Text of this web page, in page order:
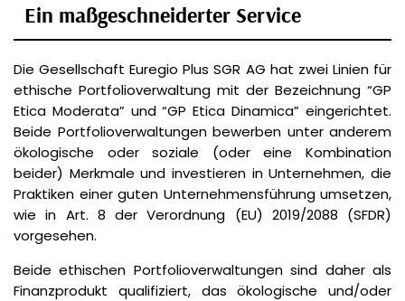
Ein maßgeschneiderter Service
Die Gesellschaft Euregio Plus SGR AG hat zwei Linien für
ethische Portfolioverwaltung mit der Bezeichnung “GP
Etica Moderata” und “GP Etica Dinamica” eingerichtet.
Beide Portfolioverwaltungen bewerben unter anderem
ökologische oder soziale (oder eine Kombination
beider) Merkmale und investieren in Unternehmen, die
Praktiken einer guten Unternehmensführung umsetzen,
wie in Art. 8 der Verordnung (EU) 2019/2088 (SFDR)
vorgesehen.
Beide ethischen Portfolioverwaltungen sind daher als
Finanzprodukt qualifiziert, das ökologische und/oder